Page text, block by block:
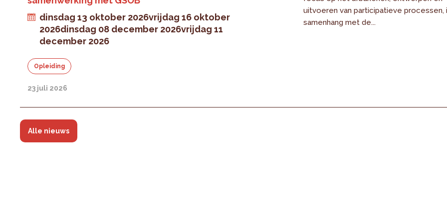
dinsdag 13 oktober 2026vrijdag 16 oktober
2026dinsdag 08 december 2026vrijdag 11
december 2026
Opleiding
23 juli 2026
uitvoeren van participatieve processen,
samenhang met de...
Alle nieuws